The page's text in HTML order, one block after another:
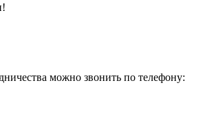
можно звонить по телефону: